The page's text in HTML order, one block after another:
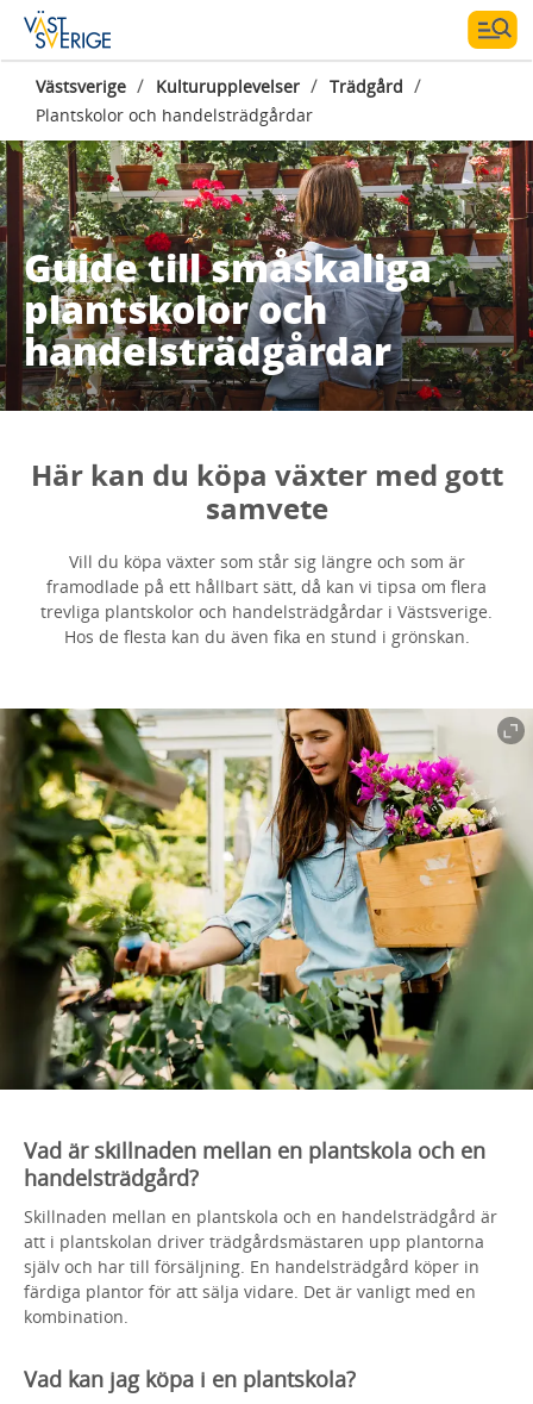
Västsverige / Kulturupplevelser / Trädgård /
Plantskolor och handelsträdgårdar
Guide till småskaliga
plantskolor och
handelsträdgårdar
Här kan du köpa växter med gott
samvete
Vill du köpa växter som står sig längre och som är
framodlade på ett hållbart sätt, då kan vi tipsa om flera
trevliga plantskolor och handelsträdgårdar i Västsverige.
Hos de flesta kan du även fika en stund i grönskan.
Vad är skillnaden mellan en plantskola och en
handelsträdgård?
Skillnaden mellan en plantskola och en handelsträdgård är
att i plantskolan driver trädgårdsmästaren upp plantorna
själv och har till försäljning. En handelsträdgård köper in
färdiga plantor för att sälja vidare. Det är vanligt med en
kombination.
Vad kan jag köpa i en plantskola?